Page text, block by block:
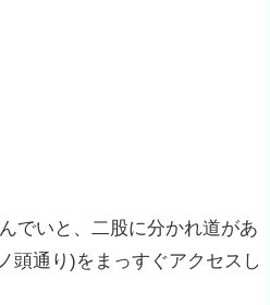
でいと、二股に分かれ道があ
頭通り)をまっすぐアクセスし